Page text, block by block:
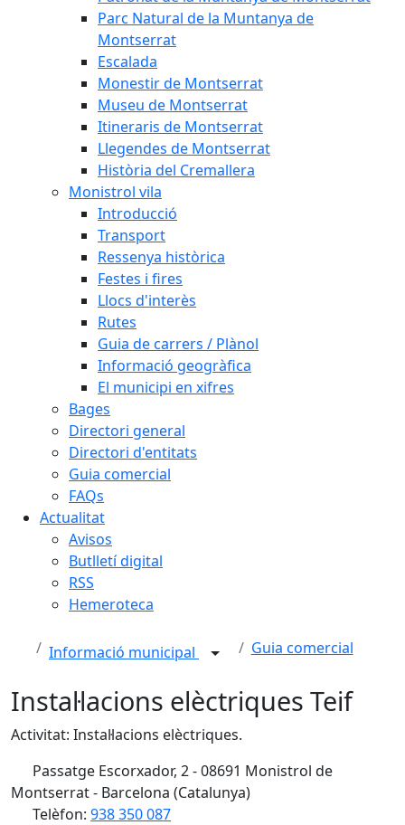
Parc Natural de la Muntanya de
Montserrat
Escalada
Monestir de Montserrat
Museu de Montserrat
Itineraris de Montserrat
Llegendes de Montserrat
Història del Cremallera
Monistrol vila
Introducció
Transport
Ressenya històrica
Festes i fires
Llocs d'interès
Rutes
Guia de carrers / Plànol
Informació geogràfica
El municipi en xifres
Bages
Directori general
Directori d'entitats
Guia comercial
FAQs
Actualitat
Avisos
Butlletí digital
RSS
Hemeroteca
Informació municipal Guia comercial
Instal·lacions elèctriques Teif
Activitat: Instal·lacions elèctriques.
Passatge Escorxador, 2 - 08691 Monistrol de
Montserrat - Barcelona (Catalunya)
Telèfon: 938 350 087